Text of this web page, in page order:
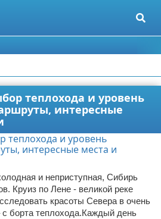
теплохода и уровень
интересные
и неприступная, Сибирь
Круиз по Лене - великой реке
красоты Севера в очень
борта теплохода.Каждый день